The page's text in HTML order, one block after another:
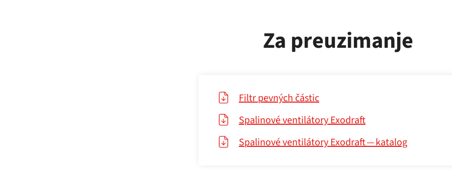
Za preuzimanje
Filtr pevných částic
Spalinové ventilátory Exodraft
Spalinové ventilátory Exodraft — katalog